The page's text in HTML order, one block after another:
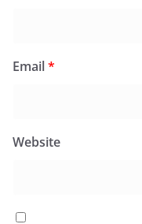
Email*
Website